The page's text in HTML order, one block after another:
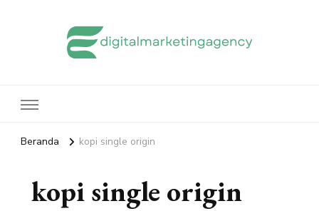
Beranda kopi single origin
kopi single origin